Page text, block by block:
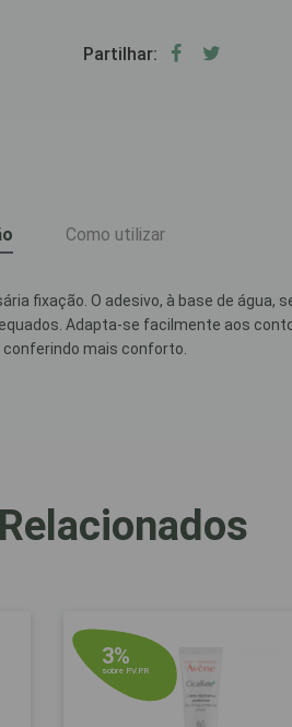
Partilhar:
Como utilizar
fixação. O adesivo, à base de água,
Adapta-se facilmente aos
mais conforto.
3%
sobre P.V.P.R